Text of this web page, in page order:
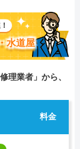
水道屋
理業者」から、
料金